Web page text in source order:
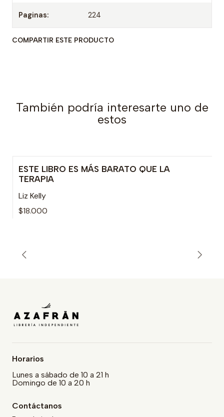
Paginas: 224
COMPARTIR ESTE PRODUCTO
También podría interesarte uno de
estos
ESTE LIBRO ES MÁS BARATO QUE LA
TERAPIA
Liz Kelly
$18.000
Horarios
Lunes a sábado de 10 a 21 h
Domingo de 10 a 20 h
Contáctanos